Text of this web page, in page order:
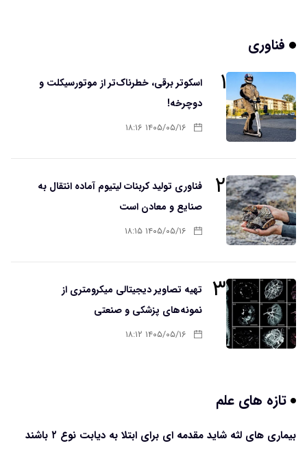
فناوری
۱
اسکوتر برقی، خطرناک‌تر از موتورسیکلت و
دوچرخه!
۱۴۰۵/۰۵/۱۶ ۱۸:۱۶
۲
فناوری تولید کربنات لیتیوم آماده انتقال به
صنایع و معادن است
۱۴۰۵/۰۵/۱۶ ۱۸:۱۵
۳
تهیه تصاویر دیجیتالی میکرومتری از
نمونه‌های پزشکی و صنعتی
۱۴۰۵/۰۵/۱۶ ۱۸:۱۲
تازه های علم
بیماری های لثه شاید مقدمه ای برای ابتلا به دیابت نوع ۲ باشند